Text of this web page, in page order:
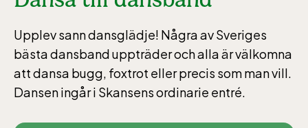
Upplev sann dansglädje! Några av Sveriges
bästa dansband uppträder och alla är välkomna
att dansa bugg, foxtrot eller precis som man vill.
Dansen ingår i Skansens ordinarie entré.